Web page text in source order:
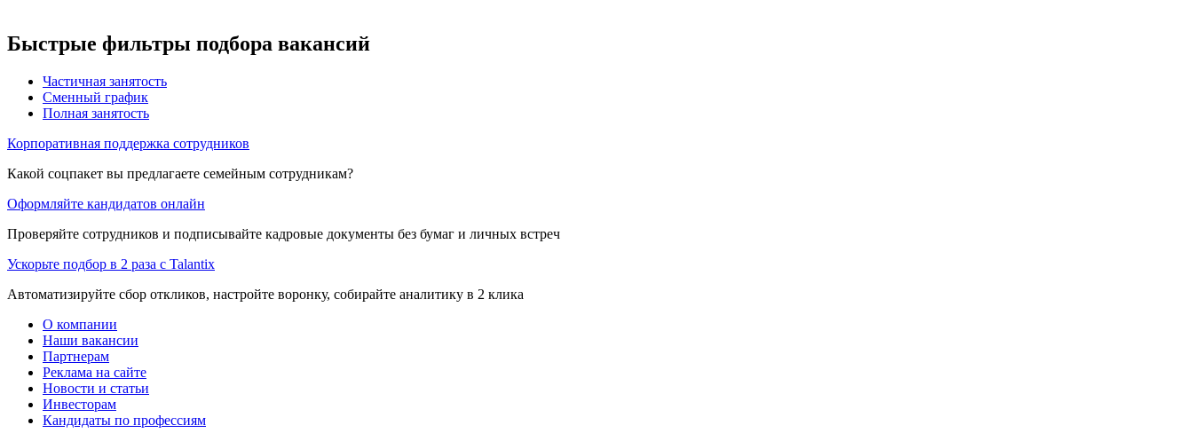
Быстрые фильтры подбора вакансий
Частичная занятость
Сменный график
Полная занятость
Корпоративная поддержка сотрудников
Какой соцпакет вы предлагаете семейным сотрудникам?
Оформляйте кандидатов онлайн
Проверяйте сотрудников и подписывайте кадровые документы без бумаг и личных встреч
Ускорьте подбор в 2 раза с Talantix
Автоматизируйте сбор откликов, настройте воронку, собирайте аналитику в 2 клика
О компании
Наши вакансии
Партнерам
Реклама на сайте
Новости и статьи
Инвесторам
Кандидаты по профессиям